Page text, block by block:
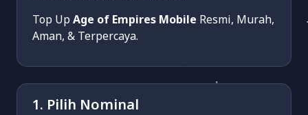
Top Up Age of Empires Mobile Resmi, Murah,
Aman, & Terpercaya.
1. Pilih Nominal